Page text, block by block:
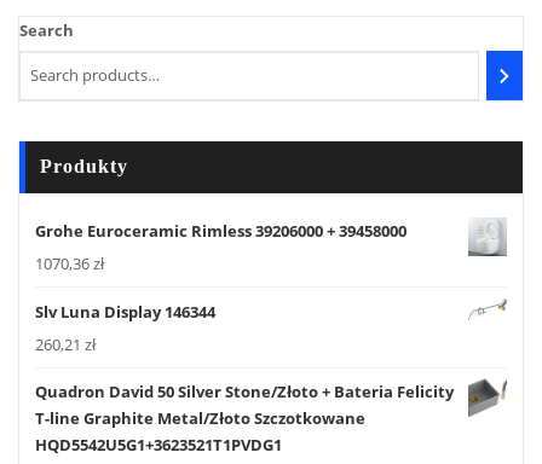
Search
Produkty
Grohe Euroceramic Rimless 39206000 + 39458000
1070,36zł
Slv Luna Display 146344
260,21 zł
Quadron David 50 Silver Stone/Złoto + Bateria Felicity
T-line Graphite Metal/Złoto Szczotkowane
HQD5542U5G1+3623521T1PVDG1